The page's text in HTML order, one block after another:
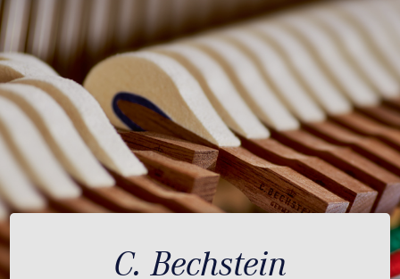
C. Bechstein